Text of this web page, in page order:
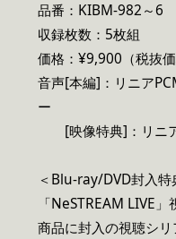
品番：KIBM-982～6
収録枚数：5枚組
価格：¥9,900（税抜
音声[本編]：リニア
ー
[映像特典]：リニ
＜Blu-ray/DVD封入特
「NeSTREAM LIVE
商品に封入の視聴シ